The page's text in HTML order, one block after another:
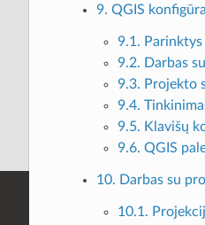
9. QGIS
9.1. Parinktys
9.2. Darbas
9.3. Projekto
9.4.
9.5. Klavišų
9.6. QGIS
10. Darbas su
10.1.